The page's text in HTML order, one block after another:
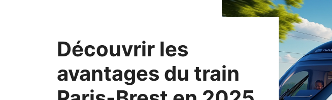
Découvrir les
avantages du train